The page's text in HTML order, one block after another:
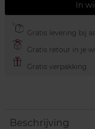
In
Gratis levering bij
Gratis retour in je
Gratis verpakking
Beschrijving